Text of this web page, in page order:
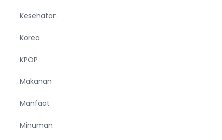
Kesehatan
Korea
KPOP
Makanan
Manfaat
Minuman